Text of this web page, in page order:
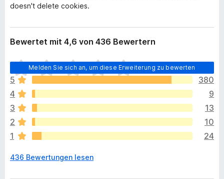
doesn't delete cookies.
Bewertet mit 4,6 von 436 Bewertern
Melden Sie sich an, um diese Erweiterung zu bewerten
E
s
l
i
e
g
e
n
o
5
380
4
9
3
13
2
10
1
24
436 Bewertungen lesen